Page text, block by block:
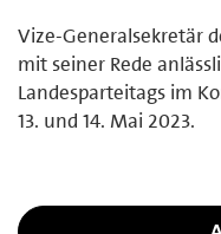
Vize-Generalsekretär
mit seiner Rede
Landesparteitags im
13. und 14. Mai 2023.